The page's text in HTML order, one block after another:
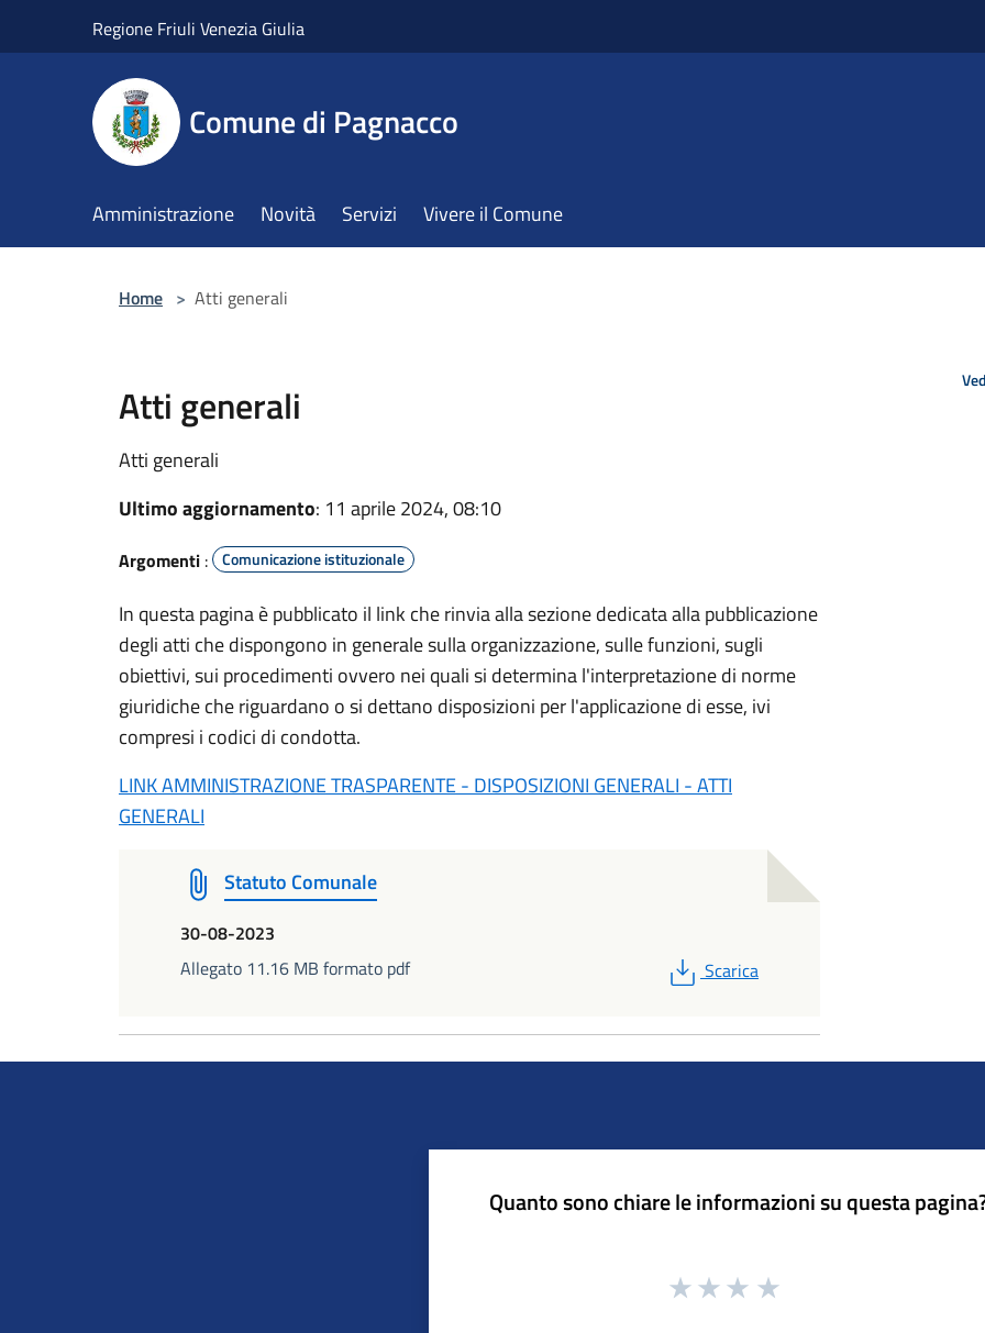
Regione Friuli Venezia Giulia
Comune di Pagnacco
Amministrazione Novità Servizi Vivere il Comune
Home > Atti generali
Atti generali
Atti generali
Ultimo aggiornamento: 11 aprile 2024, 08:10
Argomenti : Comunicazione istituzionale
In questa pagina è pubblicato il link che rinvia alla sezione dedicata alla pubblicazione
degli atti che dispongono in generale sulla organizzazione, sulle funzioni, sugli
obiettivi, sui procedimenti ovvero nei quali si determina l'interpretazione di norme
giuridiche che riguardano o si dettano disposizioni per l'applicazione di esse, ivi
compresi i codici di condotta.
LINK AMMINISTRAZIONE TRASPARENTE - DISPOSIZIONI GENERALI - ATTI
GENERALI
Statuto Comunale
30-08-2023
Allegato 11.16 MB formato pdf
PDF
Scarica
Quanto sono chiare le informazioni su questa